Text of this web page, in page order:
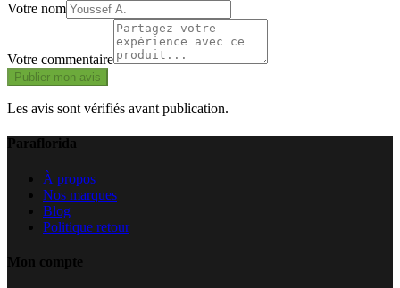
Votre nom
Votre commentaire
Publier mon avis
Les avis sont vérifiés avant publication.
Paraflorida
À propos
Nos marques
Blog
Politique retour
Mon compte